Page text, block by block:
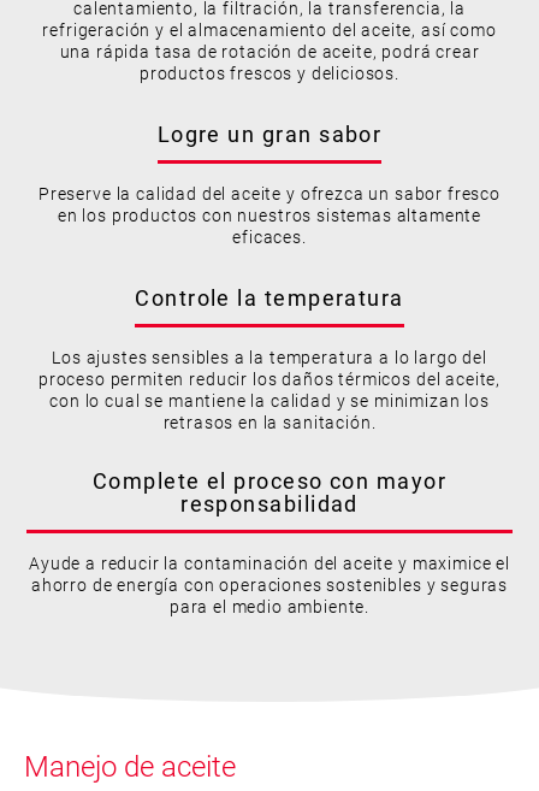
calentamiento, la filtración, la transferencia, la
refrigeración y el almacenamiento del aceite, así como
una rápida tasa de rotación de aceite, podrá crear
productos frescos y deliciosos.
Logre un gran sabor
Preserve la calidad del aceite y ofrezca un sabor fresco
en los productos con nuestros sistemas altamente
eficaces.
Controle la temperatura
Los ajustes sensibles a la temperatura a lo largo del
proceso permiten reducir los daños térmicos del aceite,
con lo cual se mantiene la calidad y se minimizan los
retrasos en la sanitación.
Complete el proceso con mayor
responsabilidad
Ayude a reducir la contaminación del aceite y maximice el
ahorro de energía con operaciones sostenibles y seguras
para el medio ambiente.
Manejo de aceite